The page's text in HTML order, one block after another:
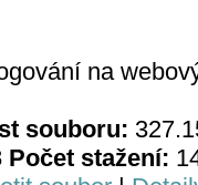
na
souboru:
Počet stažení: